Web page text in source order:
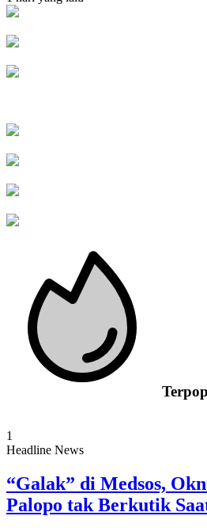
1
Headline News
“Galak” di Medsos,
Palopo tak Berkutik